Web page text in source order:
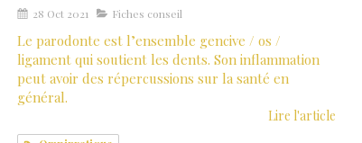
28 Oct 2021 Fiches conseil
Le parodonte est l’ensemble gencive / os /
ligament qui soutient les dents. Son inflammation
peut avoir des répercussions sur la santé en
général.
Lire l'article